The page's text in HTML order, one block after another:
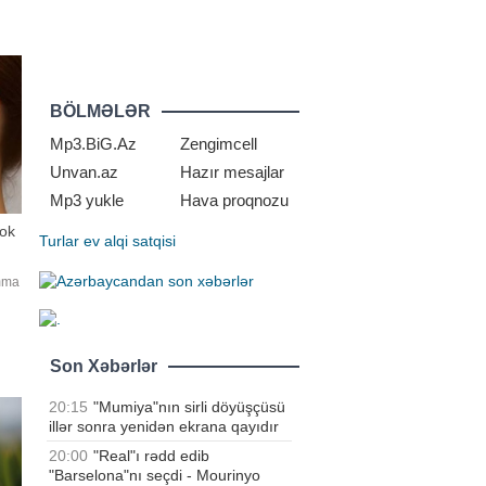
BÖLMƏLƏR
Mp3.BiG.Az
Zengimcell
Unvan.az
Hazır mesajlar
Mp3 yukle
Hava proqnozu
Turlar ev alqi satqisi
Son Xəbərlər
20:15 "Mumiya"nın sirli döyüşçüsü
illər sonra yenidən ekrana qayıdır
20:00 "Real"ı rədd edib
"Barselona"nı seçdi - Mourinyo